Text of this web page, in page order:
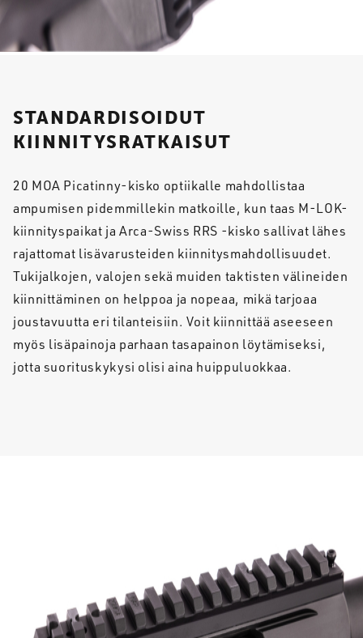
STANDARDISOIDUT
KIINNITYSRATKAISUT
20 MOA Picatinny-kisko optiikalle mahdollistaa
ampumisen pidemmillekin matkoille, kun taas M-LOK-
kiinnityspaikat ja Arca-Swiss RRS -kisko sallivat lähes
rajattomat lisävarusteiden kiinnitysmahdollisuudet.
Tukijalkojen, valojen sekä muiden taktisten välineiden
kiinnittäminen on helppoa ja nopeaa, mikä tarjoaa
joustavuutta eri tilanteisiin. Voit kiinnittää aseeseen
myös lisäpainoja parhaan tasapainon löytämiseksi,
jotta suorituskykysi olisi aina huippuluokkaa.